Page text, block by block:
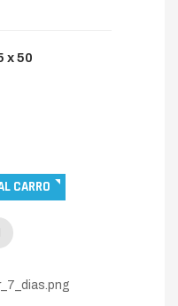
x 50